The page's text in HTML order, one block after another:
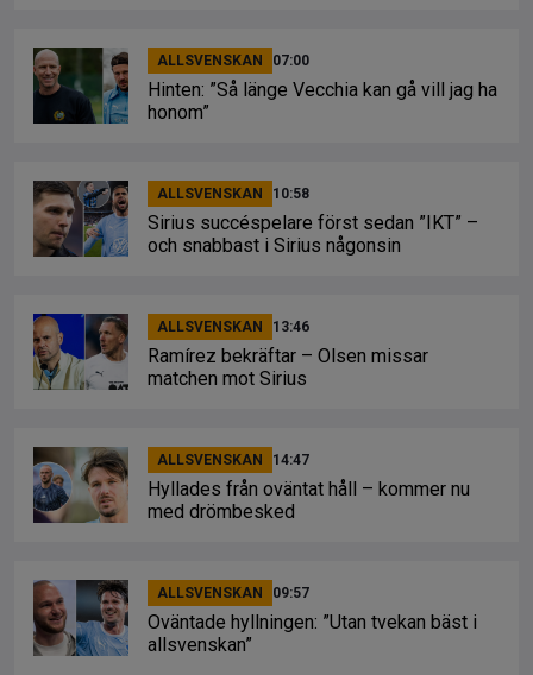
ALLSVENSKAN 07:00
Hinten: ”Så länge Vecchia kan gå vill jag ha
honom”
ALLSVENSKAN 10:58
Sirius succéspelare först sedan ”IKT” –
och snabbast i Sirius någonsin
ALLSVENSKAN 13:46
Ramírez bekräftar – Olsen missar
matchen mot Sirius
ALLSVENSKAN 14:47
Hyllades från oväntat håll – kommer nu
med drömbesked
ALLSVENSKAN 09:57
Oväntade hyllningen: ”Utan tvekan bäst i
allsvenskan”